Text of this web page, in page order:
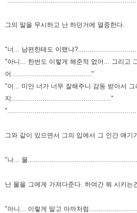
그의 말을 무시하고 난 하던거에 열중한다.
"너... 남편한테도 이랬냐
"아니... 한번도 이렇게 해준적 없어... 그리고
어........................................."
"어... 미안 너가 너무 잘해주니 감동 받아서 그
지..................................................."
그와 같이 있으면서 그의 입에서 그 인간 얘기
"나... 물
난 물을 그에게 가져다준다. 하여간 뭐 시키는
"아니... 이렇게 말고 아까처럼